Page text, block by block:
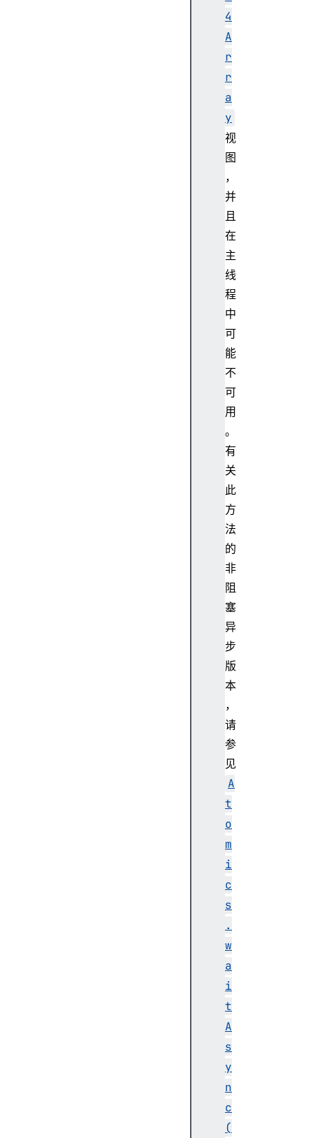
4
A
r
r
a
y
视
图
，
并
且
在
主
线
程
中
可
能
不
可
用
。
有
关
此
方
法
的
非
阻
塞
异
步
版
本
，
请
参
见
A
t
o
m
i
c
s
.
w
a
i
t
A
s
y
n
c
(